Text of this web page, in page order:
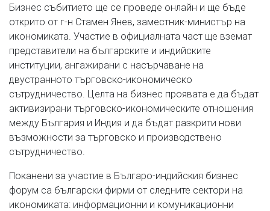
Бизнес събитието ще се проведе онлайн и ще бъде
открито от г-н Стамен Янев, заместник-министър на
икономиката. Участие в официалната част ще вземат
представители на българските и индийските
институции, ангажирани с насърчаване на
двустранното търговско-икономическо
сътрудничество. Целта на бизнес проявата е да бъдат
активизирани търговско-икономическите отношения
между България и Индия и да бъдат разкрити нови
възможности за търговско и производствено
сътрудничество.
Поканени за участие в Българо-индийския бизнес
форум са български фирми от следните сектори на
икономиката: информационни и комуникационни